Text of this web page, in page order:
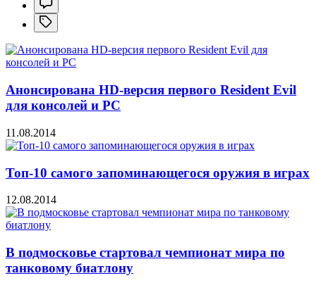
Анонсирована HD-версия первого Resident Evil
для консолей и PC
11.08.2014
Топ-10 самого запоминающегося оружия в играх
12.08.2014
В подмосковье стартовал чемпионат мира по
танковому биатлону